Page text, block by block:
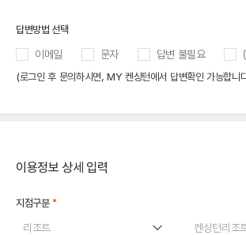
답변방법 선택
이메일 문자 답변 불필요
(로그인 후 문의하시면, MY 켄싱턴에서 답변확인 가능합니
이용정보 상세 입력
지점구분 *
리조트 켄싱턴리조